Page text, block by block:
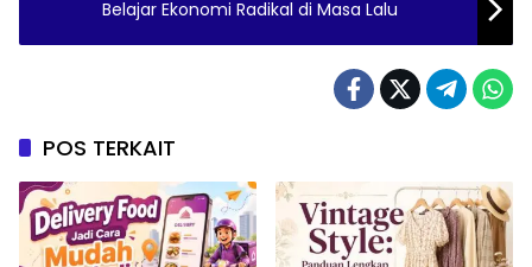
Belajar Ekonomi Radikal di Masa Lalu
POS TERKAIT